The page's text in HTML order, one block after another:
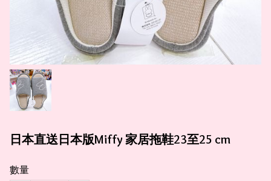
日本直送日本版Miffy 家居拖鞋23至25 cm
數量